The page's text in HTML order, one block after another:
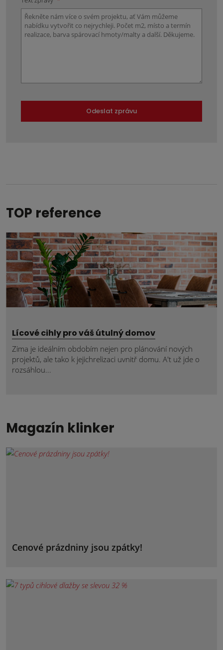
Odeslat zprávu
TOP reference
Lícové cihly pro váš útulný domov
Zima je ideálním obdobím nejen pro plánování nových
projektů, ale tako k jejichrelizaci uvnitř domu. A't už jde o
rozsáhlou...
Magazín klinker
Cenové prázdniny jsou zpátky!